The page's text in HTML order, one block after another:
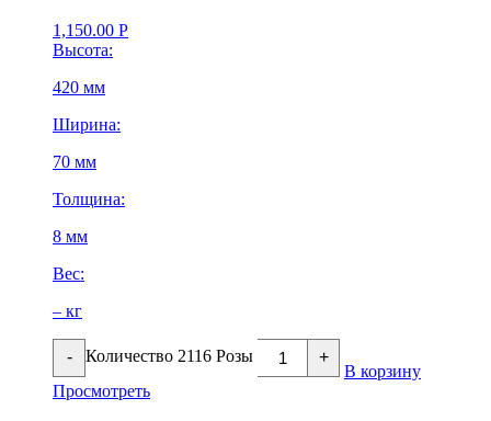
1,150.00 Р
Высота:
420 мм
Ширина:
70 мм
Толщина:
8 мм
Вес:
– кг
- Количество 2116 Розы +
В корзину
Просмотреть